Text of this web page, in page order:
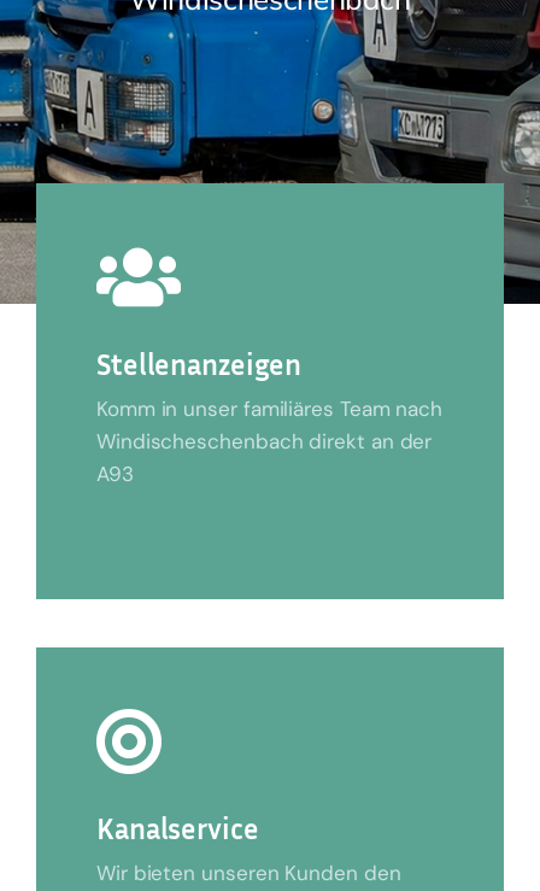
Stellenanzeigen
Komm in unser familiäres Team nach
Windischeschenbach direkt an der
A93
Kanalservice
Wir bieten unseren Kunden den